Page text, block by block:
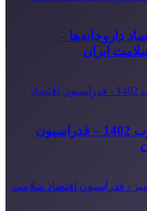
داروخانه‌ها –
ایران
جشنواره امین‌الضرب 1402 – فدراسیون